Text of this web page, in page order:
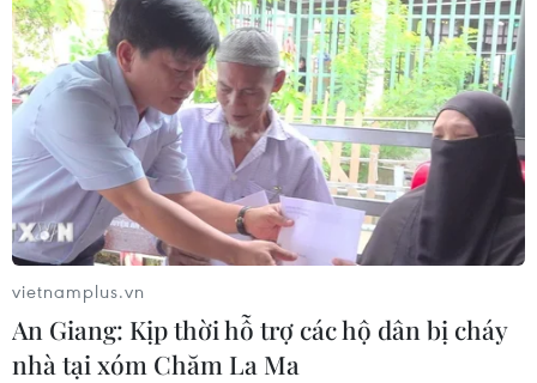
vietnamplus.vn
An Giang: Kịp thời hỗ trợ các hộ dân bị cháy
nhà tại xóm Chăm La Ma